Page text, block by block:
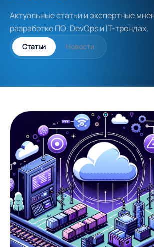
Актуальные статьи и экспертные
разработке ПО, DevOps и IT-трендах.
Статьи Новости